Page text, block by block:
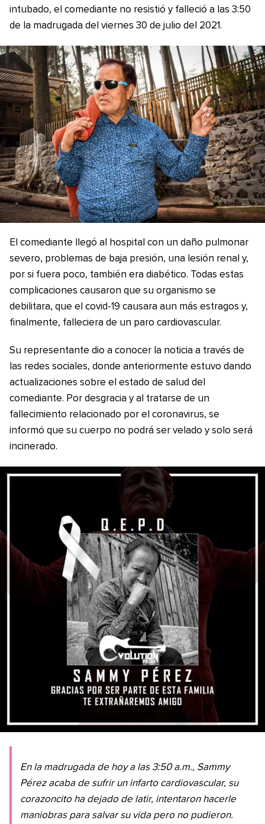
intubado, el comediante no resistió y falleció a las 3:50
de la madrugada del viernes 30 de julio del 2021.
El comediante llegó al hospital con un daño pulmonar
severo, problemas de baja presión, una lesión renal y,
por si fuera poco, también era diabético. Todas estas
complicaciones causaron que su organismo se
debilitara, que el covid-19 causara aun más estragos y,
finalmente, falleciera de un paro cardiovascular.
Su representante dio a conocer la noticia a través de
las redes sociales, donde anteriormente estuvo dando
actualizaciones sobre el estado de salud del
comediante. Por desgracia y al tratarse de un
fallecimiento relacionado por el coronavirus, se
informó que su cuerpo no podrá ser velado y solo será
incinerado.
En la madrugada de hoy a las 3:50 a.m., Sammy
Pérez acaba de sufrir un infarto cardiovascular, su
corazoncito ha dejado de latir, intentaron hacerle
maniobras para salvar su vida pero no pudieron.